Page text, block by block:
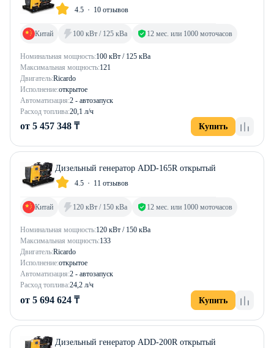
4.5 10 отзывов
Номинальная мощность:100 кВт / 125 кВа
Максимальная мощность:121
Двигатель:Ricardo
Исполнение:открытое
Автоматизация:2 - автозапуск
Расход топлива:20,1 л/ч
Китай 100 кВт / 125 кВа 12 мес. или 1000 моточасов
от 5 457 348 ₸ Купить
Дизельный генератор ADD-165R открытый
4.5 11 отзывов
Номинальная мощность:120 кВт / 150 кВа
Максимальная мощность:133
Двигатель:Ricardo
Исполнение:открытое
Автоматизация:2 - автозапуск
Расход топлива:24,2 л/ч
Китай 120 кВт / 150 кВа 12 мес. или 1000 моточасов
от 5 694 624 ₸ Купить
Дизельный генератор ADD-200R открытый